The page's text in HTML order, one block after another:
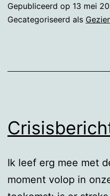
verpleging
Gepubliceerd op 13 mei
Gecategoriseerd als
Ik leef erg mee met
moment volop in